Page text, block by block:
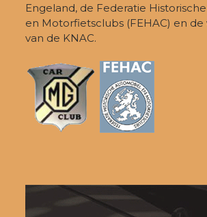
Engeland, de Federatie
en Motorfietsclubs (FEHAC) en
van de KNAC.